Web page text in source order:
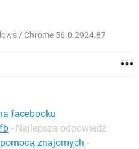
/ Chrome 56.0.2924.87
facebooku
- Najlepszą odpowiedź
znajomych -